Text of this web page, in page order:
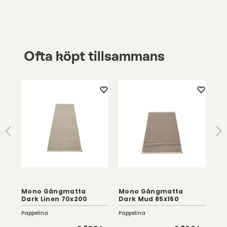
Ofta köpt tillsammans
Mono Gångmatta
Dark Linen 70x200
Pappelina
Mono Gångmatta
Dark Mud 85x160
Pappelina